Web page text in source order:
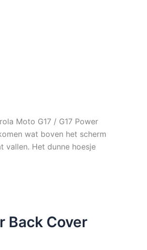
Moto G17 / G17 Power
wat boven het scherm
vallen. Het dunne hoesje
Back Cover